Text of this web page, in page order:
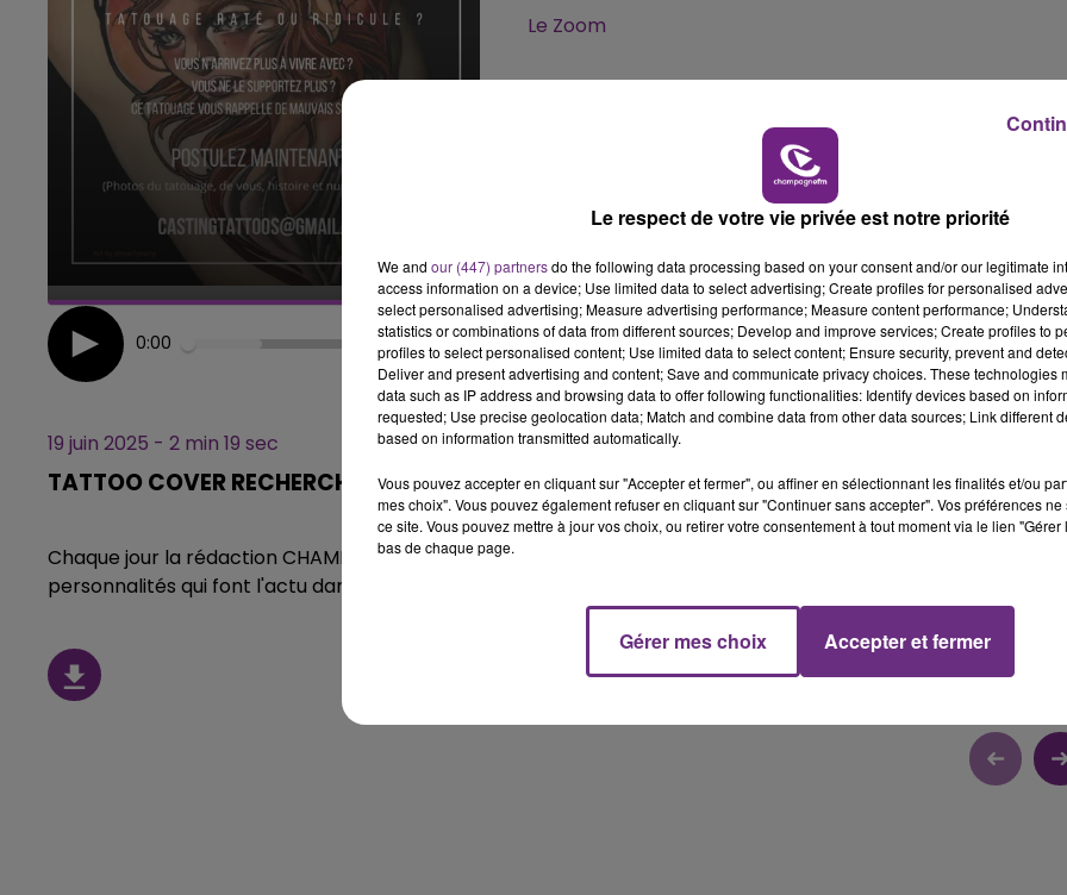
5h00 - 6h00
LE BEST OF DE LA FAMILLE
CHAMPAGNE FM
LA FAMILLE
Le Zoom
0:00 2 min 19
19 juin 2025 - 2 min 19 sec
TATTOO COVER RECHERCHE DES CANDIDATS DE NOTRE RÉGION
Chaque jour la rédaction CHAMPAGNE FM, vous propose un ZOOM sur un sujet d'actualité. Rencontre avec les
personnalités qui font l'actu dans notre région.
Le respect de votre vie privée est notre priorité
We and our (447) partnersdo the following data processing based on your consent and/or our legitimate
access information on a device; Use limited data to select advertising; Create profiles for personalised
select personalised advertising; Measure advertising performance; Measure content performance;
statistics or combinations of data from different sources; Develop and improve services; Create profiles to
profiles to select personalised content; Use limited data to select content; Ensure security, prevent and
Deliver and present advertising and content; Save and communicate privacy choices. These technologies
data such as IP address and browsing data to offer following functionalities: Identify devices based on
requested; Use precise geolocation data; Match and combine data from other data sources; Link different
based on information transmitted automatically.
Vous pouvez accepter en cliquant sur "Accepter et fermer", ou affiner en sélectionnant les finalités et/ou
mes choix". Vous pouvez également refuser en cliquant sur "Continuer sans accepter". Vos préférences
ce site. Vous pouvez mettre à jour vos choix, ou retirer votre consentement à tout moment via le lien
bas de chaque page.
Gérer mes choix Accepter et fermer